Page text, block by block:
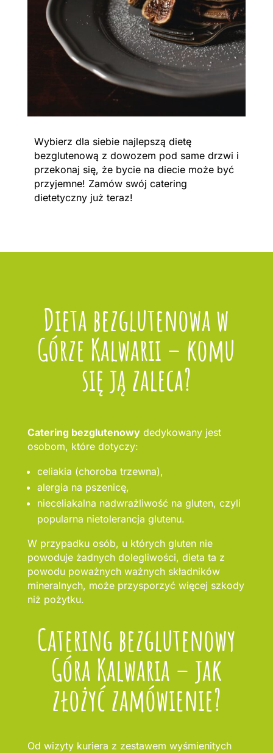
Wybierz dla siebie najlepszą dietę
bezglutenową z dowozem pod same drzwi i
przekonaj się, że bycie na diecie może być
przyjemne! Zamów swój catering
dietetyczny już teraz!
Dieta bezglutenowa w
Górze Kalwarii – komu
się ją zaleca?
Catering bezglutenowydedykowany jest
osobom, które dotyczy:
celiakia (choroba trzewna),
alergia na pszenicę,
nieceliakalna nadwrażliwość na gluten, czyli
popularna nietolerancja glutenu.
W przypadku osób, u których gluten nie
powoduje żadnych dolegliwości, dieta ta z
powodu poważnych ważnych składników
mineralnych, może przysporzyć więcej szkody
niż pożytku.
Catering bezglutenowy
Góra Kalwaria – jak
złożyć zamówienie?
Od wizyty kuriera z zestawem wyśmienitych